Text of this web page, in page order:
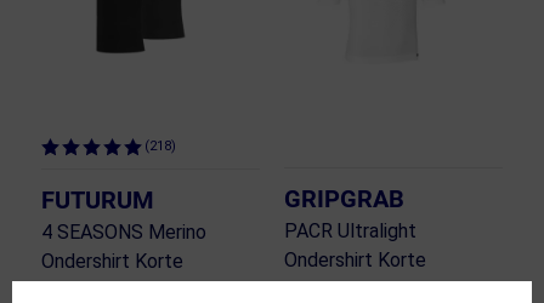
(218)
FUTURUM
4 SEASONS Merino
Ondershirt Korte
GRIPGRAB
PACR Ultralight
Ondershirt Korte
Mouwen Wit